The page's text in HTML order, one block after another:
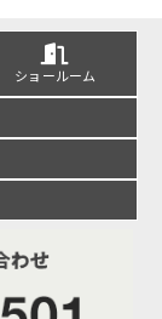
ショールーム